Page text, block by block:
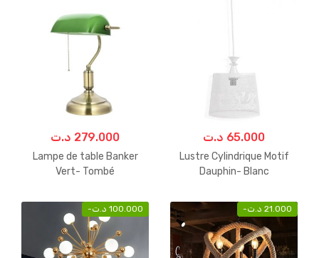
279.000 د.ت
Lampe de table Banker
Vert- Tombé
65.000 د.ت
Lustre Cylindrique Motif
Dauphin- Blanc
- 100.000 د.ت - 21.000 د.ت